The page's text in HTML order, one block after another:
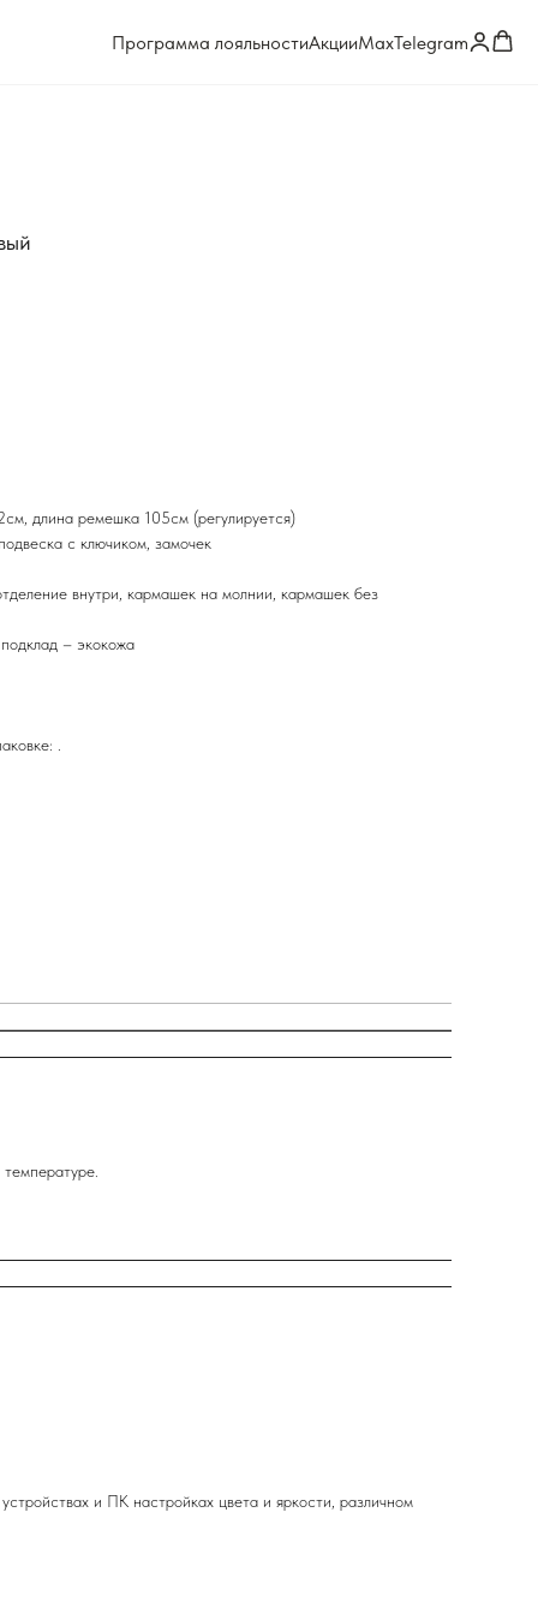
Программа лояльностиАкцииMaxTelegram
длина ремешка 105см (регулируется)
с ключиком, замочек
внутри, кармашек на молнии, кармашек без
– экокожа
.
и ПК настройках цвета и яркости, различном